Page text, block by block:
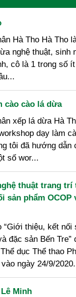
Hà Tho Hà Tho
nghệ thuật, sinh
cô là 1 trong số
cào cào lá dừa
xếp lá dừa Hà
dạy làm
tôi đã hướng dẫn
số wor...
thuật trang trí
sản phẩm OCOP
“Giới thiệu, kết nối
đặc sản Bến Tre”
dục Thể thao
ngày 24/9/
Minh